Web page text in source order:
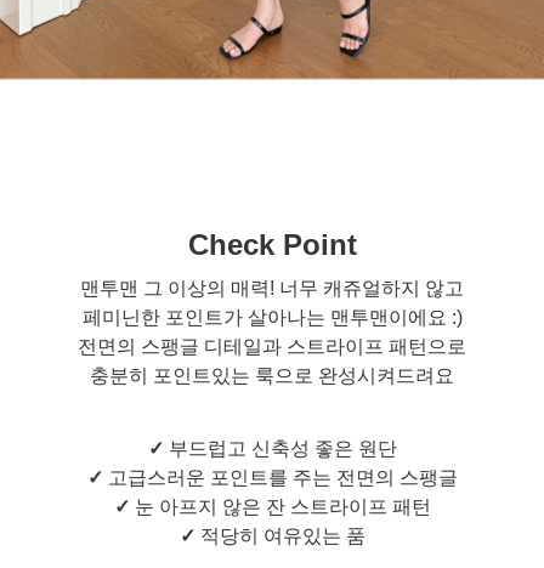
Check Point
맨투맨 그 이상의 매력! 너무 캐쥬얼하지 않고
페미닌한 포인트가 살아나는 맨투맨이에요 :)
전면의 스팽글 디테일과 스트라이프 패턴으로
충분히 포인트있는 룩으로 완성시켜드려요
✓ 부드럽고 신축성 좋은 원단
✓ 고급스러운 포인트를 주는 전면의 스팽글
✓ 눈 아프지 않은 잔 스트라이프 패턴
✓ 적당히 여유있는 품